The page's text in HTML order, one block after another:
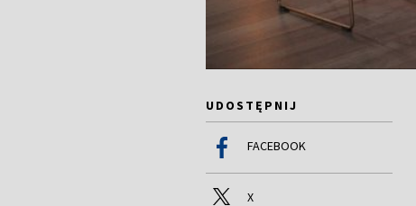
UDOSTĘPNIJ
FACEBOOK
X